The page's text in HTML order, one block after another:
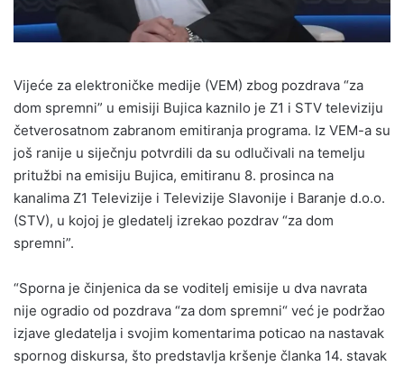
Vijeće za elektroničke medije (VEM) zbog pozdrava “za
dom spremni” u emisiji Bujica kaznilo je Z1 i STV televiziju
četverosatnom zabranom emitiranja programa. Iz VEM-a su
još ranije u siječnju potvrdili da su odlučivali na temelju
pritužbi na emisiju Bujica, emitiranu 8. prosinca na
kanalima Z1 Televizije i Televizije Slavonije i Baranje d.o.o.
(STV), u kojoj je gledatelj izrekao pozdrav “za dom
spremni”.
“Sporna je činjenica da se voditelj emisije u dva navrata
nije ogradio od pozdrava “za dom spremni“ već je podržao
izjave gledatelja i svojim komentarima poticao na nastavak
spornog diskursa, što predstavlja kršenje članka 14. stavak